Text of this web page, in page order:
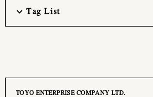
Tag List
TOYO ENTERPRISE COMPANY LTD.